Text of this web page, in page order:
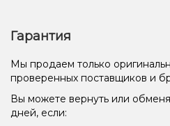
Гарантия
Мы продаем только
проверенных поставщиков и
Вы можете вернуть или
дней, если: